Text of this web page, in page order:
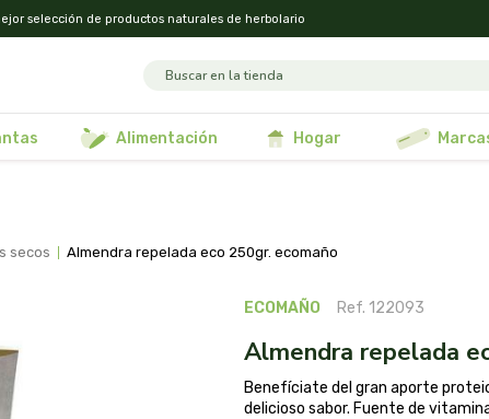
selección de productos naturales de herbolario
alimentación hogar
secos almendra repelada eco 250gr. ecomaño
ECOMAÑO Ref. 122093
almendra repelada
Benefíciate del gran aporte
delicioso sabor. Fuente de